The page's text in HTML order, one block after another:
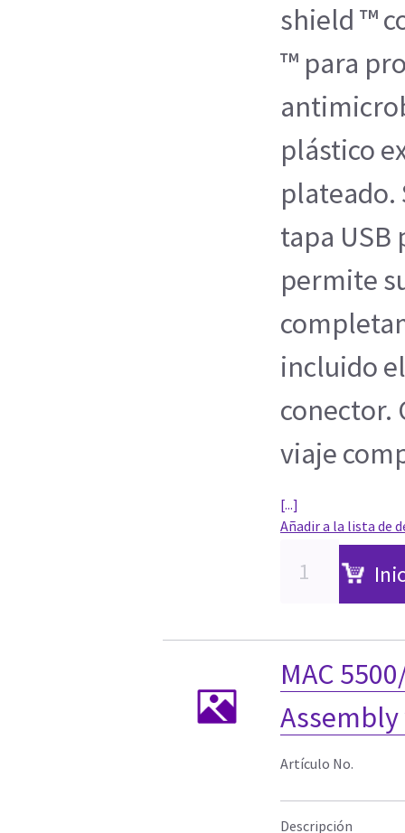
shield ™
™ para
plástico
plateado.
tapa USB
permite
incluido
conector.
viaje
[...]
Añadir a la lista de
MAC
Artículo No.
Descripción